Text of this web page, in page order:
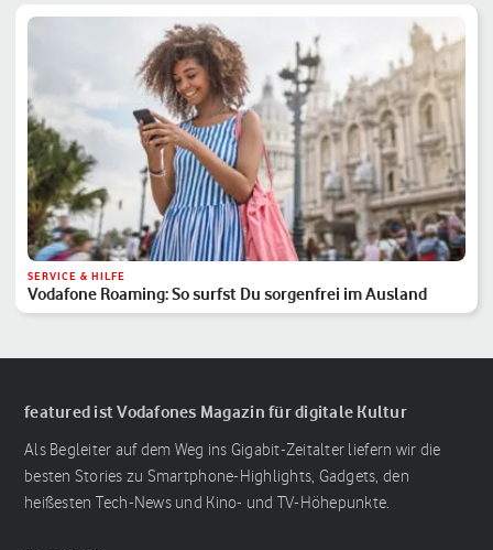
SERVICE & HILFE
Vodafone Roaming: So surfst Du sorgenfrei im Ausland
featured ist Vodafones Magazin für digitale Kultur
Als Begleiter auf dem Weg ins Gigabit-Zeitalter liefern wir die
besten Stories zu Smartphone-Highlights, Gadgets, den
heißesten Tech-News und Kino- und TV-Höhepunkte.